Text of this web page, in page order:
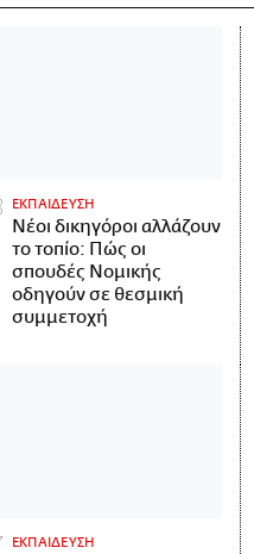
ΕΚΠΑΙΔΕΥΣΗ
Νέοι δικηγόροι αλλάζουν
το τοπίο: Πώς οι
σπουδές Νομικής
οδηγούν σε θεσμική
συμμετοχή
ΕΚΠΑΙΔΕΥΣΗ